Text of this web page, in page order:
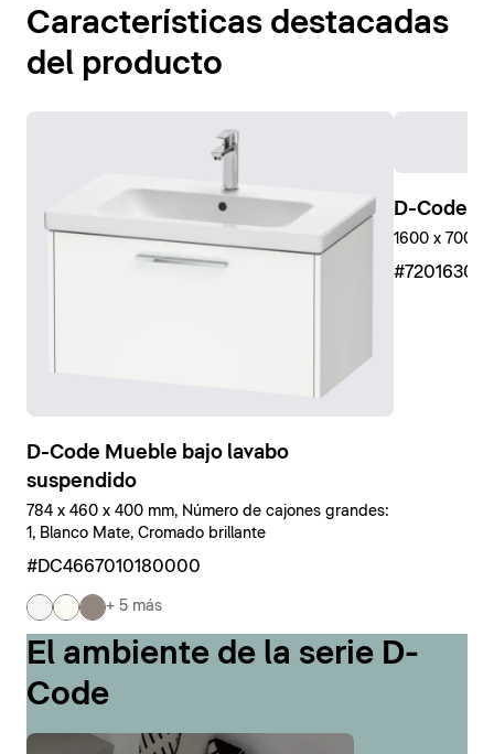
Características destacadas
del producto
D-Code Mueble bajo lavabo
suspendido
784 x 460 x 400 mm, Número de cajones grandes:
1, Blanco Mate, Cromado brillante
#DC4667010180000
+ 5 más
D-Code
1600 x 700
El ambiente de la serie D-
Code